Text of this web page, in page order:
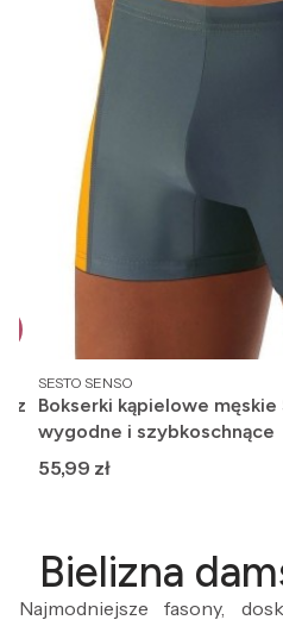
z
PRODUCENT
SESTO SENSO
Bokserki kąpielowe
wygodne i szybkoschnące
Cena
55,99 zł
Bielizna
Najmodniejsze fasony,